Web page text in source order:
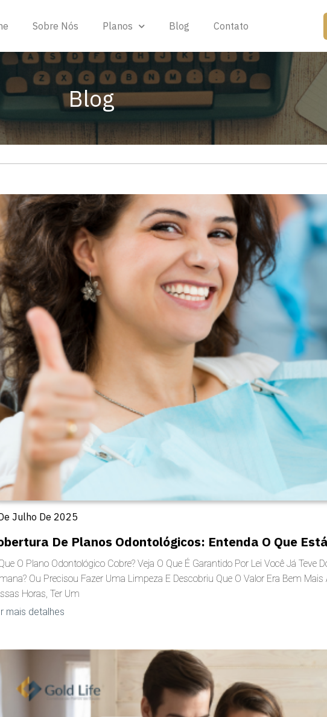
Sobre Nós Planos Blog Contato
Blog
De Planos Odontológicos: Entenda O Que
O Plano Odontológico Cobre? Veja O Que É Garantido Por Lei Você Já Teve
Ou Precisou Fazer Uma Limpeza E Descobriu Que O Valor Era Bem
Horas, Ter Um
mais detalhes
Julho De 2025